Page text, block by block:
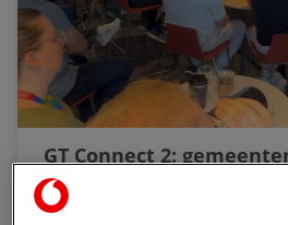
GT Connect 2:
klantcontact ervaringen
Vijfendertig gemeenten, één